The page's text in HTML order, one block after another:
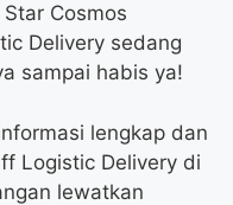
Cosmos
Delivery sedang
sampai habis ya!
lengkap dan
Logistic Delivery di
lewatkan